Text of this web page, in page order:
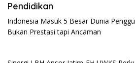
Pendidikan
Indonesia Masuk 5 Besar Dunia
Bukan Prestasi tapi Ancaman